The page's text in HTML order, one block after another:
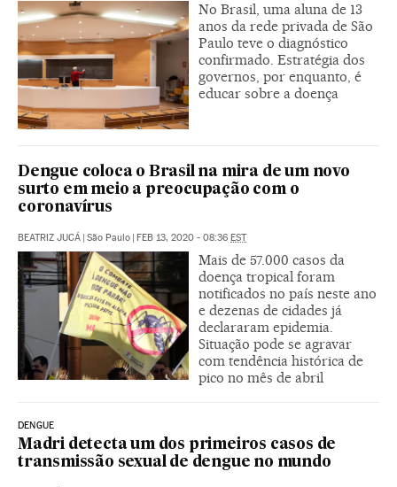
No Brasil, uma aluna de 13
anos da rede privada de São
Paulo teve o diagnóstico
confirmado. Estratégia dos
governos, por enquanto, é
educar sobre a doença
Dengue coloca o Brasil na mira de um novo
surto em meio a preocupação com o
coronavírus
BEATRIZ JUCÁ São Paulo FEB 13, 2020 - 08:36 EST
Mais de 57.000 casos da
doença tropical foram
notificados no país neste ano
e dezenas de cidades já
declararam epidemia.
Situação pode se agravar
com tendência histórica de
pico no mês de abril
DENGUE
Madri detecta um dos primeiros casos de
transmissão sexual de dengue no mundo